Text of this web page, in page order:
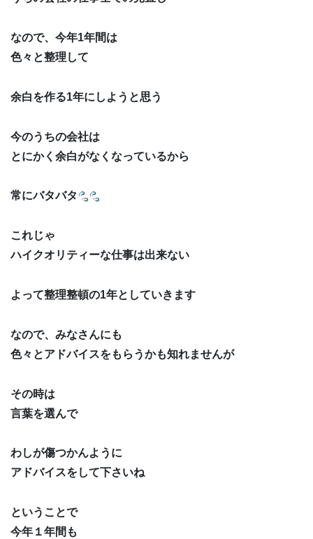
なので、今年1年間は
色々と整理して
余白を作る1年にしようと思う
今のうちの会社は
とにかく余白がなくなっているから
常にバタバタ
これじゃ
ハイクオリティーな仕事は出来ない
よって整理整頓の1年としていきます
なので、みなさんにも
色々とアドバイスをもらうかも知れませんが
その時は
言葉を選んで
わしが傷つかんように
アドバイスをして下さいね
ということで
今年１年間も